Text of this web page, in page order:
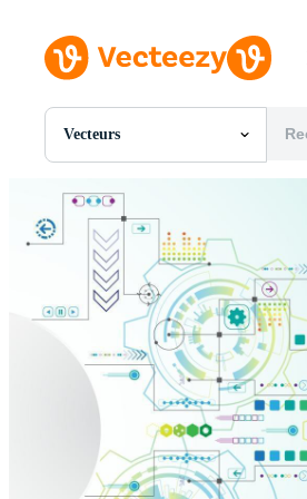
Vecteurs
Toutes Images
Photos
PNGs
PSDs
SVGs
Modèles
Vecteurs
Vidéos
Motion graphics
Images Éditoriales
Événements Éditoriaux